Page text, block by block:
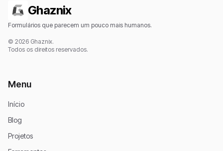
Ghaznix
Formulários que parecem um pouco mais humanos.
© 2026 Ghaznix.
Todos os direitos reservados.
Menu
Início
Blog
Projetos